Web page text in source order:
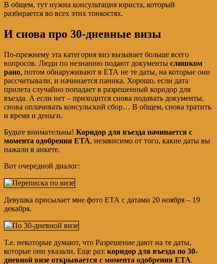
В общем, тут нужна консультация юриста, который
разбирается во всех этих тонкостях.
И снова про 30-дневные визы
По-прежнему эта категория виз вызывает больше всего
вопросов. Люди по незнанию подают документы слишком
рано, потом обнаруживают в ЕТА не те даты, на которые они
рассчитывали, и начинается паника. Хорошо, если дата
прилета случайно попадает в разрешенный коридор для
въезда. А если нет – приходится снова подавать документы,
снова оплачивать консульский сбор… В общем, снова тратить
и время и деньги.
Будьте внимательны! Коридор для въезда начинается с
момента одобрения ЕТА, независимо от того, какие даты вы
нажали в анкете.
Вот очередной диалог:
Девушка присылает мне фото ЕТА с датами 20 ноября – 19
декабря.
Т.е. некоторые думают, что Разрешение дают на те даты,
которые они указали. Еще раз: коридор для въезда по 30-
дневной визе открывается с момента одобрения ЕТА.